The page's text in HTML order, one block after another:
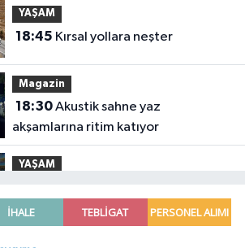
YAŞAM
18:45 Kırsal yollara neşter
Magazin
18:30Akustik sahne yaz
akşamlarına ritim katıyor
YAŞAM
alt ve üstyapı yatırımı